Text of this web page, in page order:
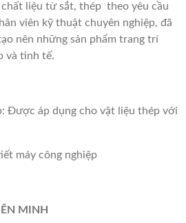
chất liệu từ sắt, thép theo yêu cầu
viên kỹ thuật chuyên nghiệp, đã
nên những sản phẩm trang trí
và tinh tế.
Được áp dụng cho vật liệu thép với
máy công nghiệp
MINH